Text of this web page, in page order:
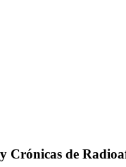
Crónicas de